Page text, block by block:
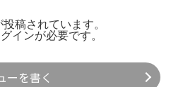
稿されています。
グインが必要です。
ーを書く